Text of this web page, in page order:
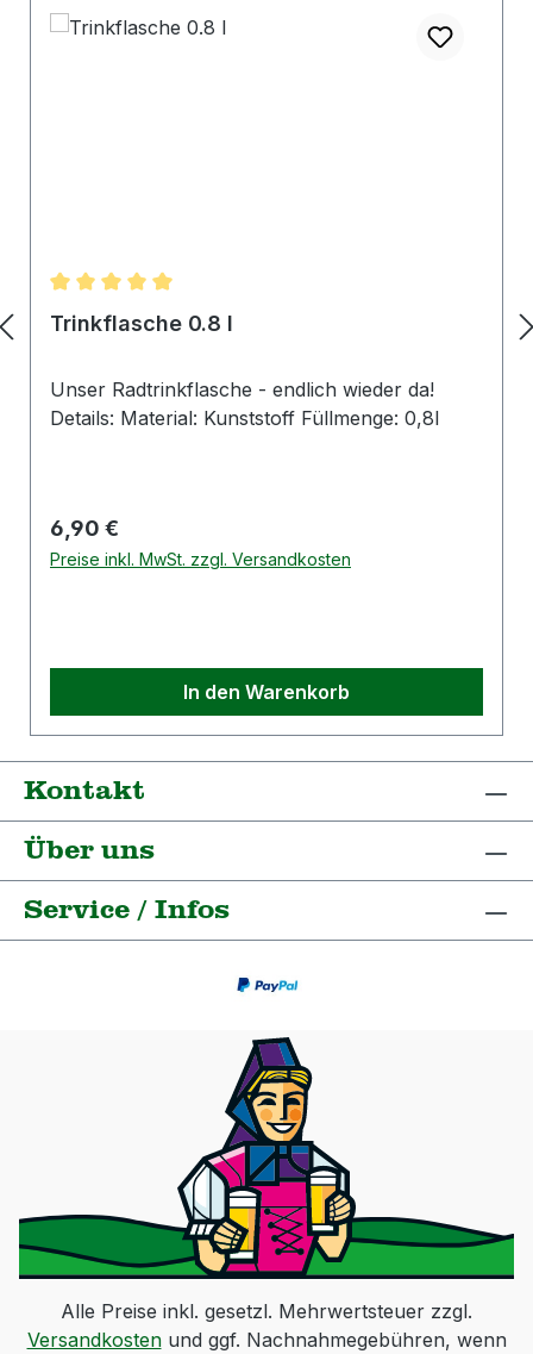
Durchschnittliche Bewertung von 5 von 5 Sternen
Trinkflasche 0.8 l
Unser Radtrinkflasche - endlich wieder da!
Details: Material: Kunststoff Füllmenge: 0,8l
Regulärer Preis:
6,90 €
Preise inkl. MwSt. zzgl. Versandkosten
In den Warenkorb
Kontakt
Über uns
Service / Infos
Alle Preise inkl. gesetzl. Mehrwertsteuer zzgl.
Versandkostenund ggf. Nachnahmegebühren, wenn